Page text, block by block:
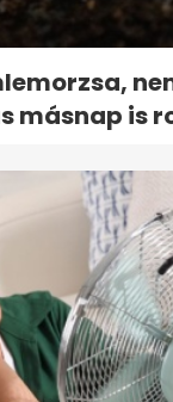
másnap is